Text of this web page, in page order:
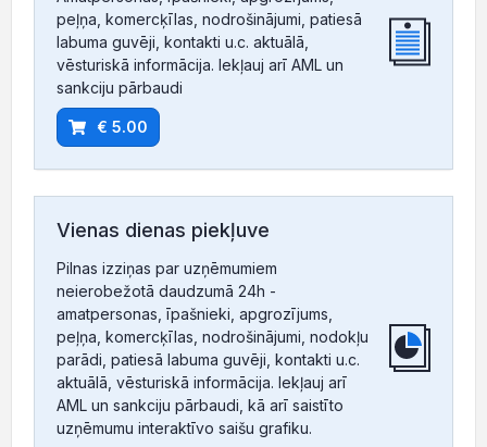
peļņa, komercķīlas, nodrošinājumi, patiesā
labuma guvēji, kontakti u.c. aktuālā,
vēsturiskā informācija. Iekļauj arī AML un
sankciju pārbaudi
€ 5.00
Vienas dienas piekļuve
Pilnas izziņas par uzņēmumiem
neierobežotā daudzumā 24h -
amatpersonas, īpašnieki, apgrozījums,
peļņa, komercķīlas, nodrošinājumi, nodokļu
parādi, patiesā labuma guvēji, kontakti u.c.
aktuālā, vēsturiskā informācija. Iekļauj arī
AML un sankciju pārbaudi, kā arī saistīto
uzņēmumu interaktīvo saišu grafiku.